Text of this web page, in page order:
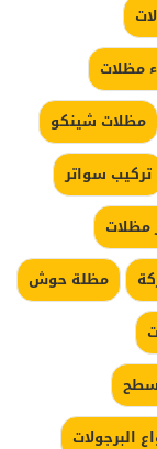
مظلات
مظلات شينكو
تركيب سواتر
مظلات
مظلة حوش
البرجولات